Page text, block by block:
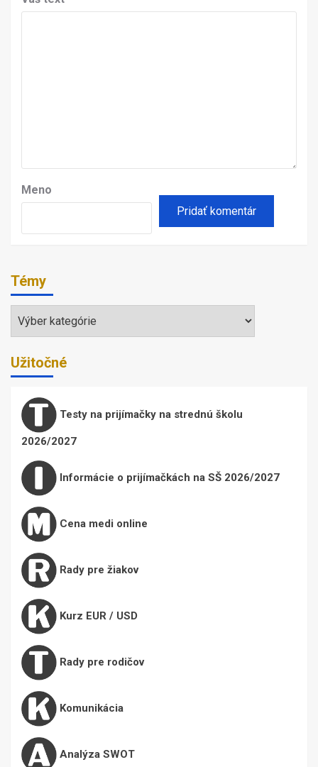
Meno
Témy
Témy
Užitočné
Testy na prijímačky na strednú školu
2026/2027
Informácie o prijímačkách na SŠ 2026/2027
Cena medi online
Rady pre žiakov
Kurz EUR / USD
Rady pre rodičov
Komunikácia
Analýza SWOT